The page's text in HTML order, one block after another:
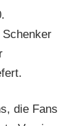
Schenker
die Fans